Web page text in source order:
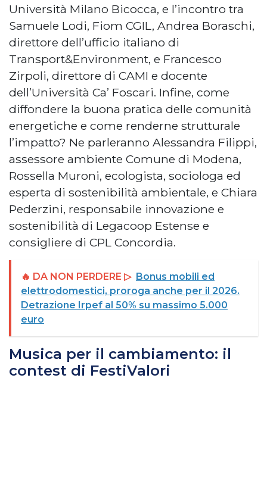
Università Milano Bicocca, e l’incontro tra
Samuele Lodi, Fiom CGIL, Andrea Boraschi,
direttore dell’ufficio italiano di
Transport&Environment, e Francesco
Zirpoli, direttore di CAMI e docente
dell’Università Ca’ Foscari. Infine, come
diffondere la buona pratica delle comunità
energetiche e come renderne strutturale
l’impatto? Ne parleranno Alessandra Filippi,
assessore ambiente Comune di Modena,
Rossella Muroni, ecologista, sociologa ed
esperta di sostenibilità ambientale, e Chiara
Pederzini, responsabile innovazione e
sostenibilità di Legacoop Estense e
consigliere di CPL Concordia.
🔥 DA NON PERDERE ▷ Bonus mobili ed
elettrodomestici, proroga anche per il 2026.
Detrazione Irpef al 50% su massimo 5.000
euro
Musica per il cambiamento: il
contest di FestiValori